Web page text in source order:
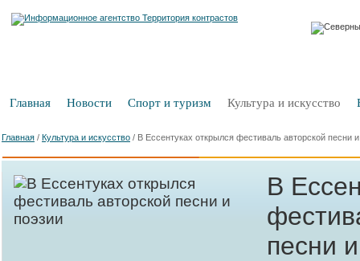
Главная Новости Спорт и туризм Культура и искусство
Главная / Культура и искусство / В Ессентуках открылся фестиваль авторской песни
В
песни